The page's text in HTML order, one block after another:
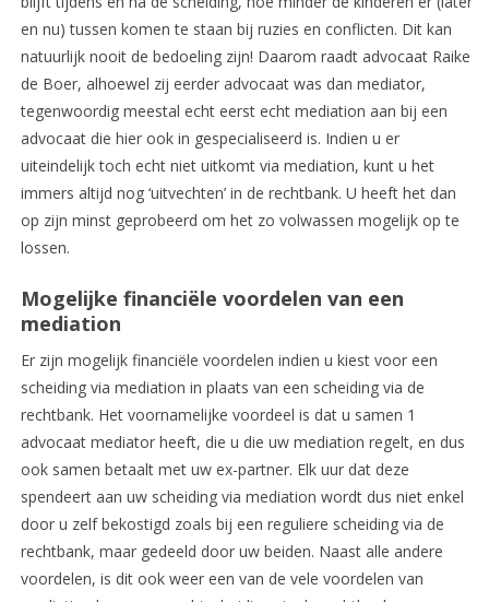
en nu) tussen komen te staan bij ruzies en conflicten. Dit kan
natuurlijk nooit de bedoeling zijn! Daarom raadt advocaat Raike
de Boer, alhoewel zij eerder advocaat was dan mediator,
tegenwoordig meestal echt eerst echt mediation aan bij een
advocaat die hier ook in gespecialiseerd is. Indien u er
uiteindelijk toch echt niet uitkomt via mediation, kunt u het
immers altijd nog ‘uitvechten’ in de rechtbank. U heeft het dan
op zijn minst geprobeerd om het zo volwassen mogelijk op te
lossen.
Mogelijke financiële voordelen van een
mediation
Er zijn mogelijk financiële voordelen indien u kiest voor een
scheiding via mediation in plaats van een scheiding via de
rechtbank. Het voornamelijke voordeel is dat u samen 1
advocaat mediator heeft, die u die uw mediation regelt, en dus
ook samen betaalt met uw ex-partner. Elk uur dat deze
spendeert aan uw scheiding via mediation wordt dus niet enkel
door u zelf bekostigd zoals bij een reguliere scheiding via de
rechtbank, maar gedeeld door uw beiden. Naast alle andere
voordelen, is dit ook weer een van de vele voordelen van